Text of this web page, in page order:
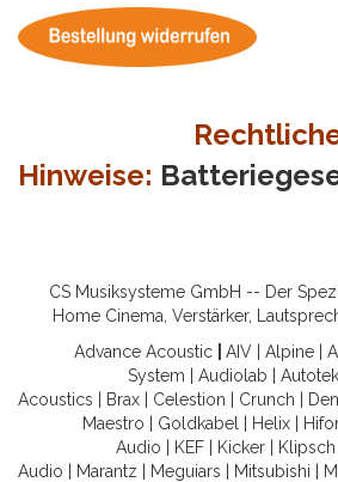
Hinweise:
CS Musiksysteme GmbH -- Der
Home Cinema, Verstärker,
Advance Acoustic
AIV| Alpine|
System
Audiolab Autotek
Acoustics
Brax Celestion Crunch
Maestro
Goldkabel Helix
Audio
KEF| Kicker| Klipsch
Audio
Marantz Meguiars Mitsubishi